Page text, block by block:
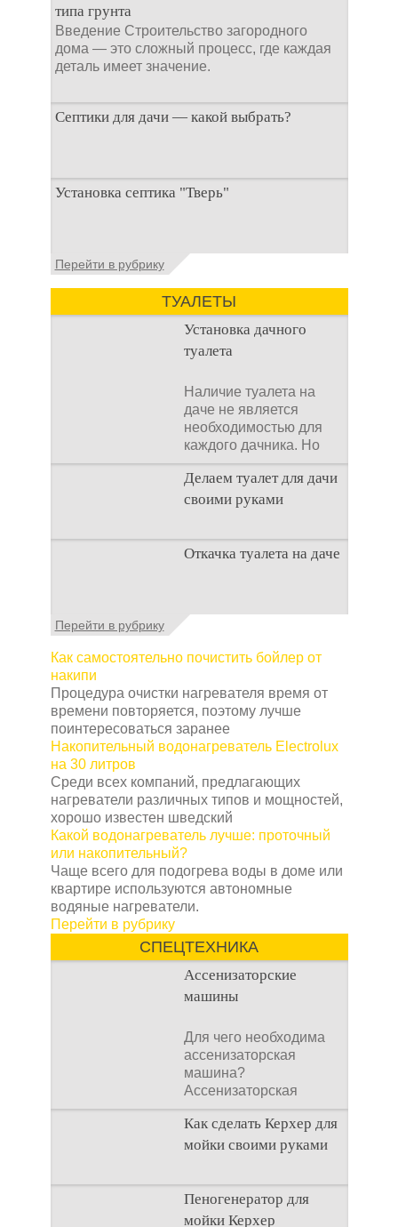
типа грунта
Введение Строительство загородного
дома — это сложный процесс, где каждая
деталь имеет значение.
Септики для дачи — какой выбрать?
При строительстве дачи одной из
первоочередных задач становится
Установка септика "Тверь"
Установка септика Тверь - важнейший
аспект утилизации сточных вод в частных
домах и на загородных
Перейти в рубрику
ТУАЛЕТЫ
Установка дачного
туалета
Наличие туалета на
даче не является
необходимостью для
каждого дачника. Но
многие люди думают,
что
Делаем туалет для дачи
своими руками
Туалеты для дачи – это
устройства, с которых
дачного участка,
Откачка туалета на даче
Туалет на даче – это
которая изначально
строится на дачном
участке. Она может
Перейти в рубрику
Как самостоятельно почистить бойлер от
накипи
Процедура очистки нагревателя время от
времени повторяется, поэтому лучше
поинтересоваться заранее
Накопительный водонагреватель Electrolux
на 30 литров
Среди всех компаний, предлагающих
нагреватели различных типов и мощностей,
хорошо известен шведский
Какой водонагреватель лучше: проточный
или накопительный?
Чаще всего для подогрева воды в доме или
квартире используются автономные
водяные нагреватели.
Перейти в рубрику
СПЕЦТЕХНИКА
Ассенизаторские
машины
Для чего необходима
ассенизаторская
машина?
Ассенизаторская
машина используется
для того, чтобы
Как сделать Керхер для
мойки своими руками
Общие сведения о
мойках высокого
давления Мойка
Пеногенератор для
мойки Керхер